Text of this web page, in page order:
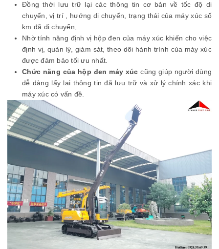
Đồng thời lưu trữ lại các thông tin cơ bản về tốc độ di
chuyển, vị trí , hướng di chuyển, trạng thái của máy xúc số
km đã di chuyển,…
Nhờ tính năng định vị hộp đen của máy xúc khiến cho việc
định vị, quản lý, giám sát, theo dõi hành trình của máy xúc
được đảm bảo tối ưu nhất.
Chức năng của hộp đen máy xúc cũng giúp người dùng
dễ dàng lấy lại thông tin đã lưu trữ và xử lý chính xác khi
máy xúc có vấn đề.